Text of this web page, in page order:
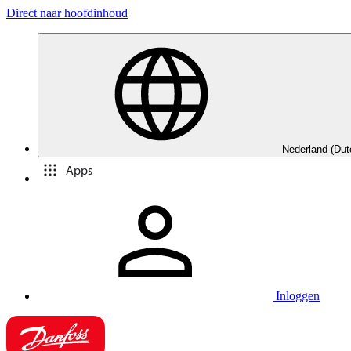
Direct naar hoofdinhoud
Nederland
Apps
Inloggen